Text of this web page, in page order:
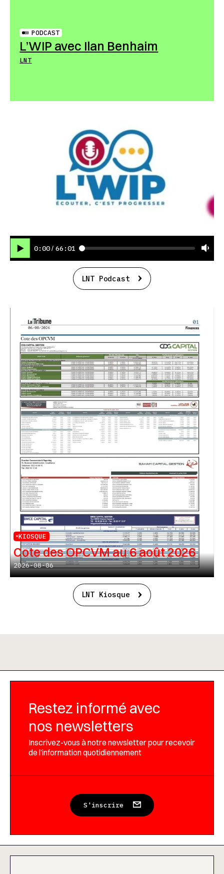
PODCAST
L’WIP avec Ilan Benhaim
LNT
0:00 / 66:01
LNT Podcast
KIOSQUE
Cote des OPCVM au 6 août 2026
2026-08-06
LNT Kiosque
Restez informé avec
nos newsletters
Inscrivez-vous à notre newsletter pour recevoir
de l’information quotidiennement
S'inscrire